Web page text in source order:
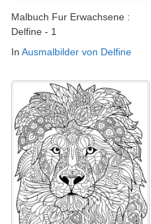
Malbuch Fur Erwachsene :
Delfine - 1
In Ausmalbilder von Delfine